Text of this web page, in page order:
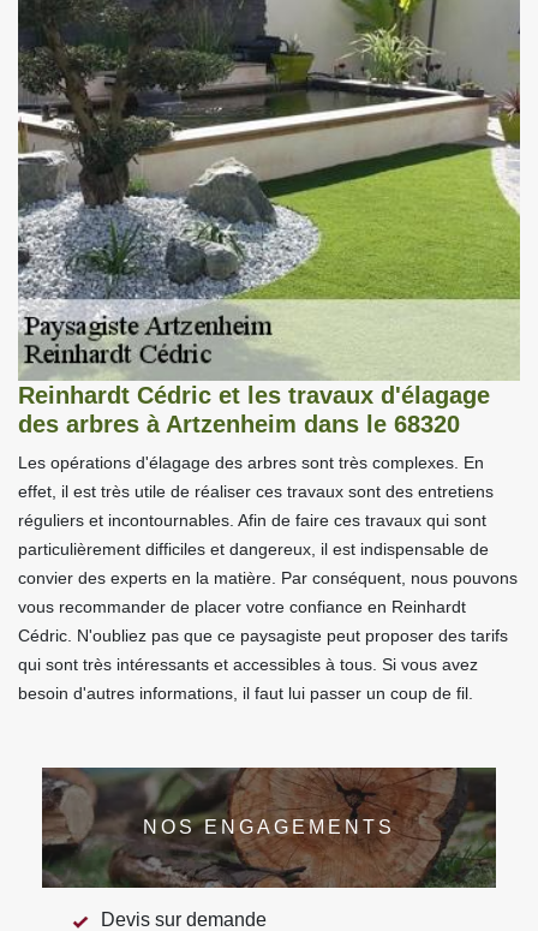
Reinhardt Cédric et les travaux d'élagage
des arbres à Artzenheim dans le 68320
Les opérations d'élagage des arbres sont très complexes. En
effet, il est très utile de réaliser ces travaux sont des entretiens
réguliers et incontournables. Afin de faire ces travaux qui sont
particulièrement difficiles et dangereux, il est indispensable de
convier des experts en la matière. Par conséquent, nous pouvons
vous recommander de placer votre confiance en Reinhardt
Cédric. N'oubliez pas que ce paysagiste peut proposer des tarifs
qui sont très intéressants et accessibles à tous. Si vous avez
besoin d'autres informations, il faut lui passer un coup de fil.
NOS ENGAGEMENTS
Devis sur demande